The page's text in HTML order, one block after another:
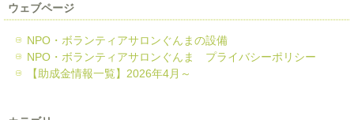
ウェブページ
NPO・ボランティアサロンぐんまの設備
NPO・ボランティアサロンぐんま プライバシーポリシー
【助成金情報一覧】2026年4月～